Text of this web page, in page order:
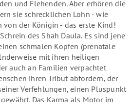
und Flehenden. Aber erhören die
sie schrecklichen Lohn - wie
der Königin - das erste Kind!
des Shah Daula. Es sind jene
schmalen Köpfen (prenatale
mit ihren heiligen
auch an Familien verpachtet
ihren Tribut abfordern, der
Verfehlungen, einen Pluspunkt
Das Karma als Motor im